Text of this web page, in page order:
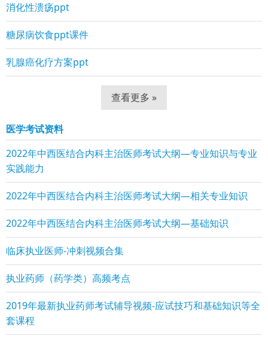
消化性溃疡ppt
糖尿病饮食ppt课件
乳腺癌化疗方案ppt
查看更多 »
医学考试资料
2022年中西医结合内科主治医师考试大纲—专业知识与专业
实践能力
2022年中西医结合内科主治医师考试大纲—相关专业知识
2022年中西医结合内科主治医师考试大纲—基础知识
临床执业医师-冲刺视频合集
执业药师（药学类）高频考点
2019年最新执业药师考试辅导视频-应试技巧和基础知识等全
套课程